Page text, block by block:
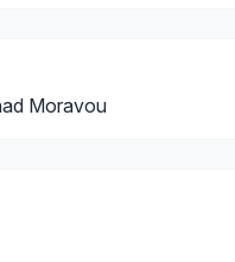
Moravou